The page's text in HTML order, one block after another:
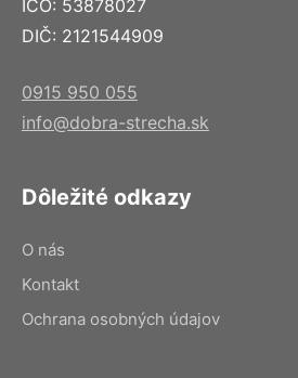
IČO: 53878027
DIČ: 2121544909
0915 950 055
info@dobra-strecha.sk
Dôležité odkazy
O nás
Kontakt
Ochrana osobných údajov